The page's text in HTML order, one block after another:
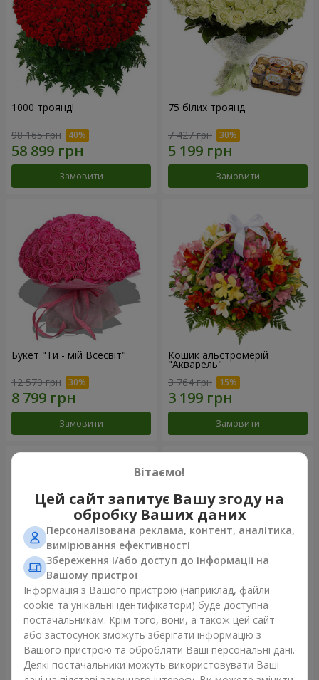
1000 троянд!
98 165 грн
Замовити
75 білих троянд
7 427 грн
Замовити
Букет "Ти - мій Всесвіт"
12 570 грн
Замовити
Кошик альстромерій
"Акварель"
3 764 грн
Замовити
151 червона троянда
14 907 грн
Замовити
101 різнокольорова
троянда
8 614 грн
Замовити
Вітаємо!
Цей сайт запитує Вашу згоду на
обробку Ваших даних
Персоналізована реклама, контент, аналітика,
вимірювання ефективності
Збереження і/або доступ до інформації на
Вашому пристрої
Інформація з Вашого пристрою (наприклад, файли
cookie та унікальні ідентифікатори) буде доступна
постачальникам. Крім того, вони, а також цей сайт
або застосунок зможуть зберігати інформацію з
Вашого пристрою та обробляти Ваші персональні дані.
Деякі постачальники можуть використовувати Ваші